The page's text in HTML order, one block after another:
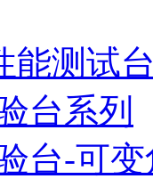
能测试
台系列
台-可